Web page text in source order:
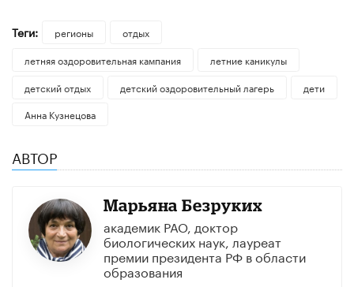
Теги: регионы
отдых
летняя оздоровительная кампания
летние каникулы
детский отдых
детский оздоровительный лагерь
дети
Анна Кузнецова
АВТОР
Марьяна Безруких
академик РАО, доктор
биологических наук, лауреат
премии президента РФ в области
образования